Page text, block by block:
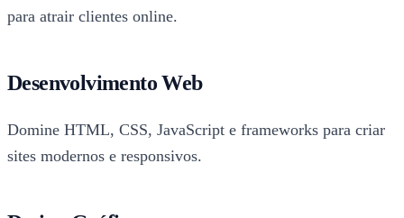
para atrair clientes online.
Desenvolvimento Web
Domine HTML, CSS, JavaScript e frameworks para criar
sites modernos e responsivos.